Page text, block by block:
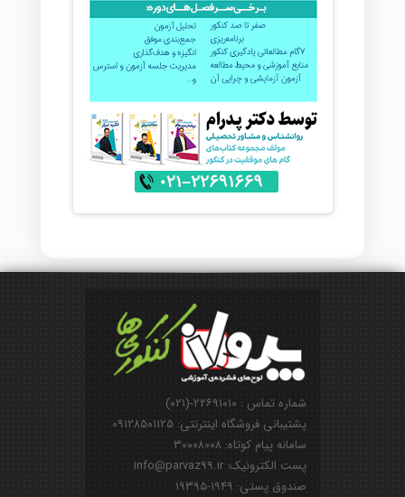
شماره تماس : ۲۲۶۹۱۰۱۰-(۰۲۱)
پشتیبانی فروشگاه اینترنتی: ۰۹۱۲۸۵۰۱۱۲۵
سامانه پیام کوتاه: ۳۰۰۰۸۰۰۸
پست الکترونیک: info@parvaz99.ir
صندوق پستی: ۱۹۴۹-۱۹۳۹۵